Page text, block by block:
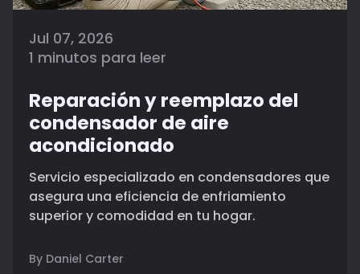
Jul 07, 2026
1 minutos para leer
Reparación y reemplazo del
condensador de aire
acondicionado
Servicio especializado en condensadores que
asegura una eficiencia de enfriamiento
superior y comodidad en tu hogar.
By Daniel Carter